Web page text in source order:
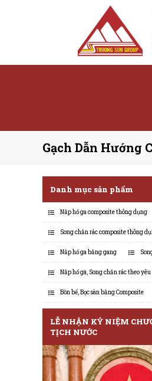
Gạch Dẫn Hướng
Danh mục sản phẩm
Nắp hố ga composite thông dụng
Song chắn rác composite thông
Nắp hố ga bằng gang
Nắp hố ga, Song chắn rác theo
Bồn bể, Bọc sàn bằng Composite
LỄ NHẬN KỶ NIỆM
TỊCH NƯỚC